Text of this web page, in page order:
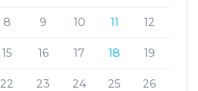
8 9 10 11 12
15 16 17 18 19
22 23 24 25 26